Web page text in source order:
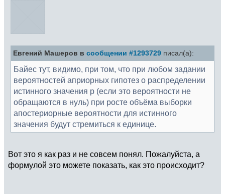
Евгений Машеров в сообщении #1293729 писал(а):
Байес тут, видимо, при том, что при любом задании
вероятностей априорных гипотез о распределении
истинного значения p (если это вероятности не
обращаются в нуль) при росте объёма выборки
апостериорные вероятности для истинного
значения будут стремиться к единице.
Вот это я как раз и не совсем понял. Пожалуйста, а
формулой это можете показать, как это происходит?